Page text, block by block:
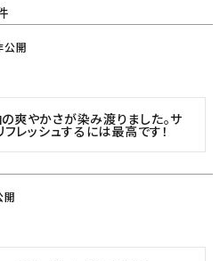
公開
爽やかさが染み渡りました。サ
フレッシュするには最高です！
開